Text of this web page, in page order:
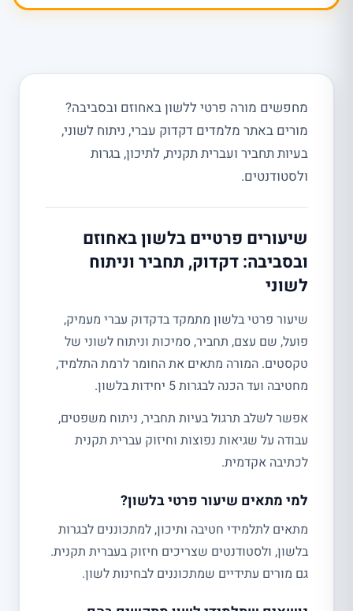
מחפשים מורה פרטי ללשון באחוזם ובסביבה?
מורים באתר מלמדים דקדוק עברי, ניתוח לשוני,
בעיות תחביר ועברית תקנית, לתיכון, בגרות
ולסטודנטים.
שיעורים פרטיים בלשון באחוזם
ובסביבה: דקדוק, תחביר וניתוח
לשוני
שיעור פרטי בלשון מתמקד בדקדוק עברי מעמיק,
פועל, שם עצם, תחביר, סמיכות וניתוח לשוני של
טקסטים. המורה מתאים את החומר לרמת התלמיד,
מחטיבה ועד הכנה לבגרות 5 יחידות בלשון.
אפשר לשלב תרגול בעיות תחביר, ניתוח משפטים,
עבודה על שגיאות נפוצות וחיזוק עברית תקנית
לכתיבה אקדמית.
למי מתאים שיעור פרטי בלשון?
מתאים לתלמידי חטיבה ותיכון, למתכוננים לבגרות
בלשון, ולסטודנטים שצריכים חיזוק בעברית תקנית.
גם מורים עתידיים שמתכוננים לבחינות לשון.